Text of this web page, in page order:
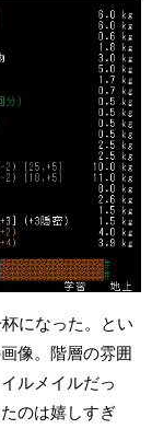
になった。とい
像。階層の雰囲
ルメイルだっ
のは嬉しすぎ